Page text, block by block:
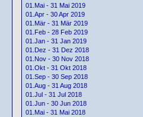
01.Mai - 31 Mai 2019
01.Apr - 30 Apr 2019
01.Mär - 31 Mär 2019
01.Feb - 28 Feb 2019
01.Jan - 31 Jan 2019
01.Dez - 31 Dez 2018
01.Nov - 30 Nov 2018
01.Okt - 31 Okt 2018
01.Sep - 30 Sep 2018
01.Aug - 31 Aug 2018
01.Jul - 31 Jul 2018
01.Jun - 30 Jun 2018
01.Mai - 31 Mai 2018